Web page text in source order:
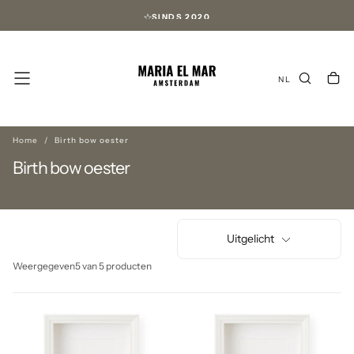
inhoud
SINDS 2020
NL
Home / Birth bow oester
Birth bow oester
Uitgelicht
Weergegeven5 van 5 producten